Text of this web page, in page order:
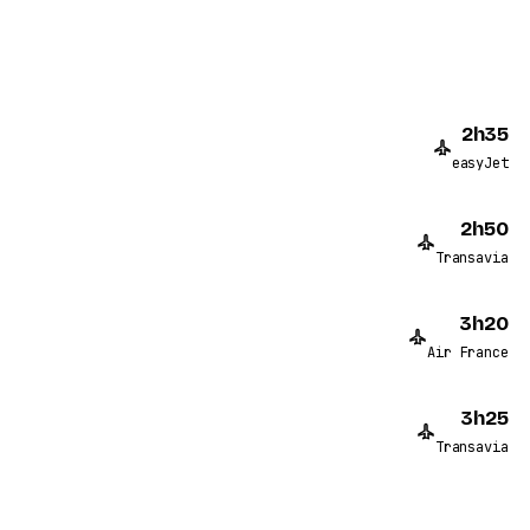
2h35
easyJet
2h50
Transavia
3h20
Air France
3h25
Transavia